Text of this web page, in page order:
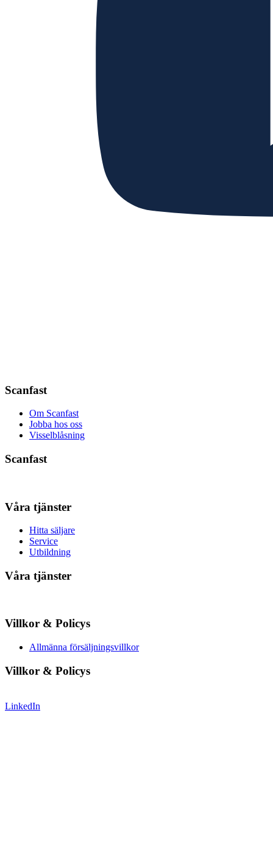
Scanfast
Om Scanfast
Jobba hos oss
Visselblåsning
Scanfast
Våra tjänster
Hitta säljare
Service
Utbildning
Våra tjänster
Villkor & Policys
Allmänna försäljningsvillkor
Villkor & Policys
LinkedIn